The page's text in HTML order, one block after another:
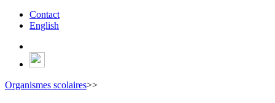
Contact
English
Organismes scolaires>>